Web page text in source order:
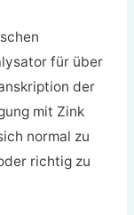
für über
der
mit Zink
normal zu
richtig zu